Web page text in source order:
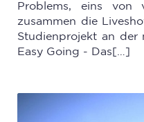
Problems, eins von
zusammen die
Studienprojekt an der
Easy Going - Das[…]